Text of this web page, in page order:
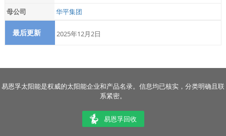
母公司
华平集团
最后更新 2025年12月2日
易恩孚太阳能是权威的太阳能企业和产品名录。信息均已核实，分类明确且联
系紧密。
易恩孚回收